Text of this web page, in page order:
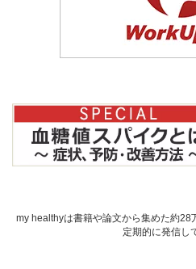
my healthyは書籍や論文から集めた約28
定期的に発信し